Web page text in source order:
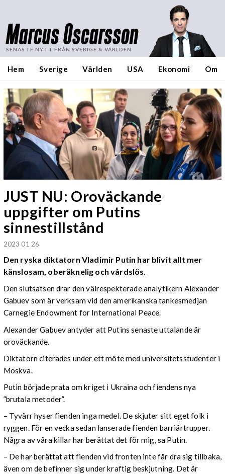
Marcus Oscarsson
SENASTE NYTT FRÅN SVERIGE & VÄRLDEN
Hem Sverige Världen USA Ekonomi Om
JUST NU: Oroväckande
uppgifter om Putins
sinnestillstånd
2023 01 26
Den ryska diktatorn Vladimir Putin har blivit allt mer
känslosam, oberäknelig och vårdslös.
Den slutsatsen drar den välrespekterade analytikern Alexander
Gabuev som är verksam vid den amerikanska tankesmedjan
Carnegie Endowment for International Peace.
Alexander Gabuev antyder att Putins senaste uttalande är
oroväckande.
Diktatorn citerades under ett möte med universitetsstudenter i
Moskva.
Putin började prata om kriget i Ukraina och fiendens nya
”brutala metoder”.
– Tyvärr hyser fienden inga medel. De skjuter sitt eget folk i
ryggen. För en vecka sedan lanserade fienden barriärtrupper.
Några av våra killar har berättat det för mig, sa Putin.
– De har berättat att fienden vid fronten inte får dra sig tillbaka,
även om de befinner sig under kraftig beskjutning. Det är